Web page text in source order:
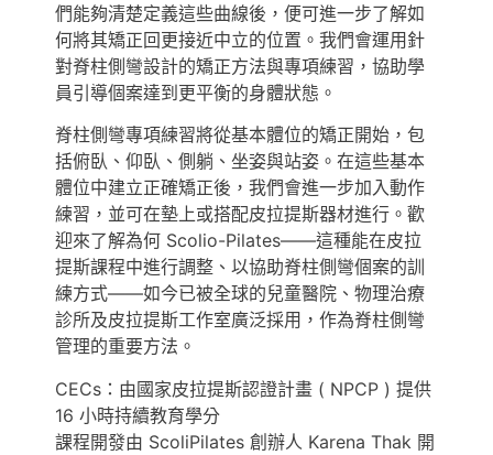
們能夠清楚定義這些曲線後，便可進一步了解如
何將其矯正回更接近中立的位置。我們會運用針
對脊柱側彎設計的矯正方法與專項練習，協助學
員引導個案達到更平衡的身體狀態。
脊柱側彎專項練習將從基本體位的矯正開始，包
括俯臥、仰臥、側躺、坐姿與站姿。在這些基本
體位中建立正確矯正後，我們會進一步加入動作
練習，並可在墊上或搭配皮拉提斯器材進行。歡
迎來了解為何 Scolio-Pilates——這種能在皮拉
提斯課程中進行調整、以協助脊柱側彎個案的訓
練方式——如今已被全球的兒童醫院、物理治療
診所及皮拉提斯工作室廣泛採用，作為脊柱側彎
管理的重要方法。
CECs：由國家皮拉提斯認證計畫 ( NPCP ) 提供
16 小時持續教育學分
課程開發由 ScoliPilates 創辦人 Karena Thak 開